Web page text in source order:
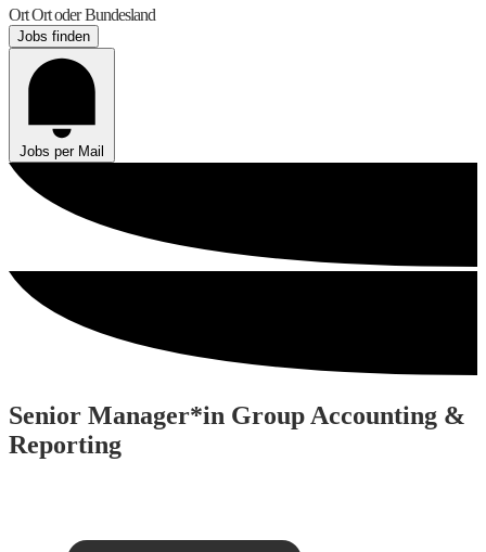
OrtOrt oder Bundesland
Jobs finden
Jobs per Mail
Senior Manager*in Group Accounting &
Reporting